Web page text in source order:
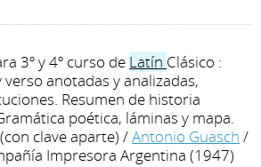
3º y 4º curso de Latín Clásico :
anotadas y analizadas,
Resumen de historia
poética, láminas y mapa.
clave aparte) /Antonio Guasch /
Impresora Argentina (1947)